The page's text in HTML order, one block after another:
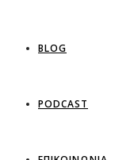
BLOG
PODCAST